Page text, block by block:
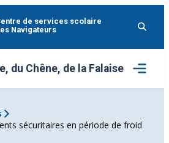
de services scolaire
Navigateurs
du Chêne, de la Falaise
Ouvrir
le
menu
sécuritaires en période de froid